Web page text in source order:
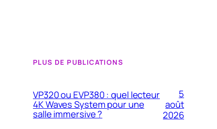
PLUS DE PUBLICATIONS
VP320 ou EVP380 : quel lecteur
4K Waves System pour une
salle immersive ?
5
août
2026